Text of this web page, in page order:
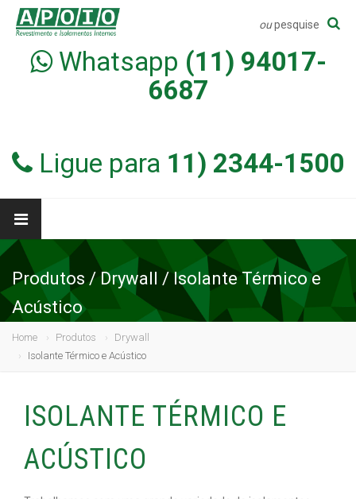
oupesquise
Whatsapp (11) 94017-
6687
Ligue para 11) 2344-1500
Produtos / Drywall / Isolante Térmico e
Acústico
Home Produtos
Drywall
Isolante Térmico e Acústico
ISOLANTE TÉRMICO E
ACÚSTICO